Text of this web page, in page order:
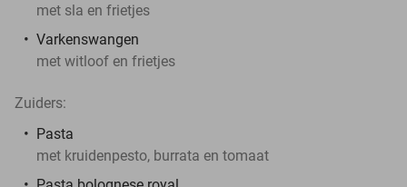
met sla en frietjes
Varkenswangen
met witloof en frietjes
Zuiders:
Pasta
met kruidenpesto, burrata en tomaat